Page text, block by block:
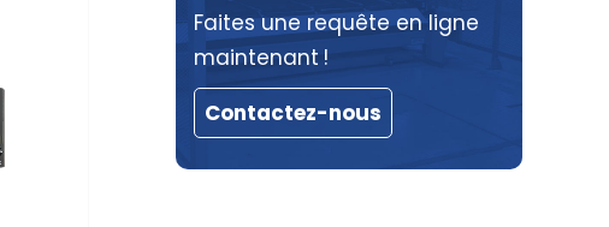
Faites une requête en ligne
maintenant !
Contactez-nous